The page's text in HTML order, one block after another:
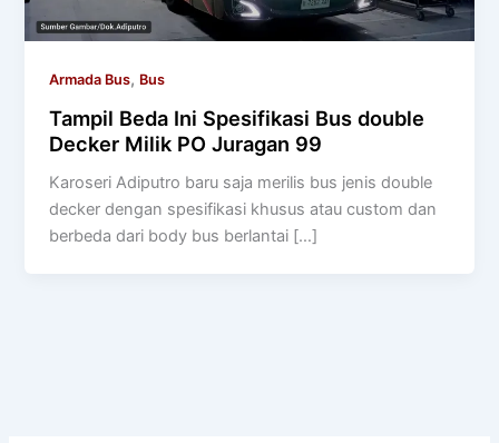
Armada Bus, Bus
Tampil Beda Ini Spesifikasi Bus double
Decker Milik PO Juragan 99
Karoseri Adiputro baru saja merilis bus jenis double
decker dengan spesifikasi khusus atau custom dan
berbeda dari body bus berlantai […]